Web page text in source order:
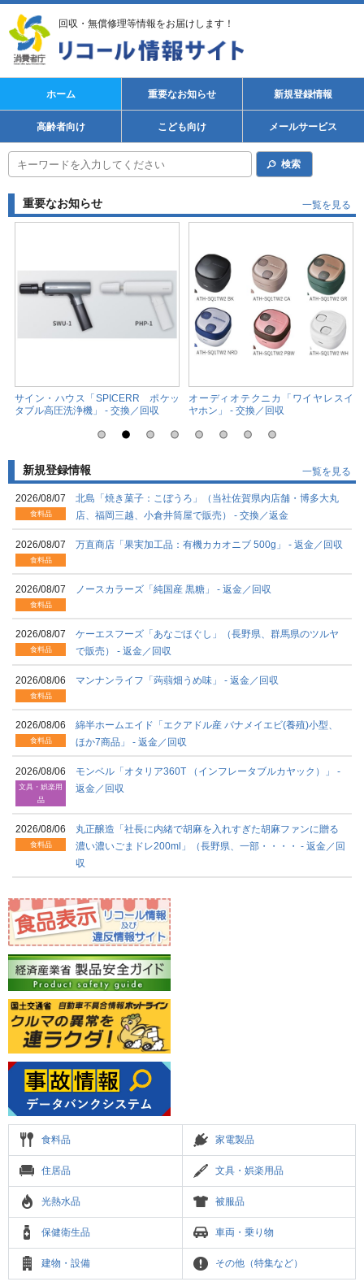
回収・無償修理等情報をお届けします！
ホーム 重要なお知らせ 新規登録情報
高齢者向け こども向け メールサービス
検索
重要なお知らせ 一覧を見る
サイン・ハウス「SPICERR ポケッ
タブル高圧洗浄機」 - 交換／回収
オーディオテクニカ「ワイヤレスイ
ヤホン」 - 交換／回収
新規登録情報 一覧を見る
2026/08/07
食料品
北島「焼き菓子：こぼうろ」（当社佐賀県内店舗・博多大丸
店、福岡三越、小倉井筒屋で販売） - 交換／返金
2026/08/07
食料品
万直商店「果実加工品：有機カカオニブ 500g」 - 返金／回収
2026/08/07
食料品
ノースカラーズ「純国産 黒糖」 - 返金／回収
2026/08/07
食料品
ケーエスフーズ「あなごほぐし」（長野県、群馬県のツルヤ
で販売） - 返金／回収
2026/08/06
食料品
マンナンライフ「蒟蒻畑うめ味」 - 返金／回収
2026/08/06
食料品
綿半ホームエイド「エクアドル産 バナメイエビ(養殖)小型、
ほか7商品」 - 返金／回収
2026/08/06
文具・娯楽用
品
モンベル「オタリア360T （インフレータブルカヤック）」 -
返金／回収
2026/08/06
食料品
丸正醸造「社長に内緒で胡麻を入れすぎた胡麻ファンに贈る
濃い濃いごまドレ200ml」（長野県、一部・・・・ - 返金／回
収
食料品 家電製品
住居品 文具・娯楽用品
光熱水品 被服品
保健衛生品 車両・乗り物
建物・設備 その他（特集など）